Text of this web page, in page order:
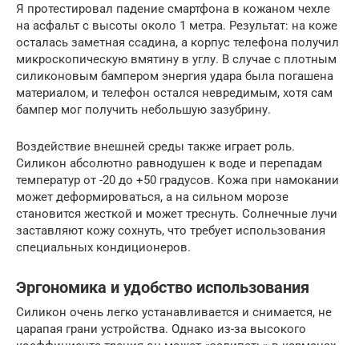
Я протестировал падение смартфона в кожаном чехле
на асфальт с высоты около 1 метра. Результат: на коже
осталась заметная ссадина, а корпус телефона получил
микроскопическую вмятину в углу. В случае с плотным
силиконовым бампером энергия удара была погашена
материалом, и телефон остался невредимым, хотя сам
бампер мог получить небольшую зазубрину.
Воздействие внешней среды также играет роль.
Силикон абсолютно равнодушен к воде и перепадам
температур от -20 до +50 градусов. Кожа при намокании
может деформироваться, а на сильном морозе
становится жесткой и может треснуть. Солнечные лучи
заставляют кожу сохнуть, что требует использования
специальных кондиционеров.
Эргономика и удобство использования
Силикон очень легко устанавливается и снимается, не
царапая грани устройства. Однако из-за высокого